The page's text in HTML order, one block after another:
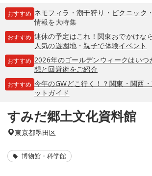
おすすめ ネモフィラ ・ 潮干狩り ・ ピクニック ・
情報を大特集
おすすめ 連休の予定はこれ！関東おでかけな
人気の遊園地・親子で体験イベント
おすすめ 2026年のゴールデンウィークはい
想と回避術をご紹介
おすすめ 今年のGWどこ行く！？関東・関西
ットガイド
すみだ郷土文化資料館
東京都墨田区
博物館・科学館